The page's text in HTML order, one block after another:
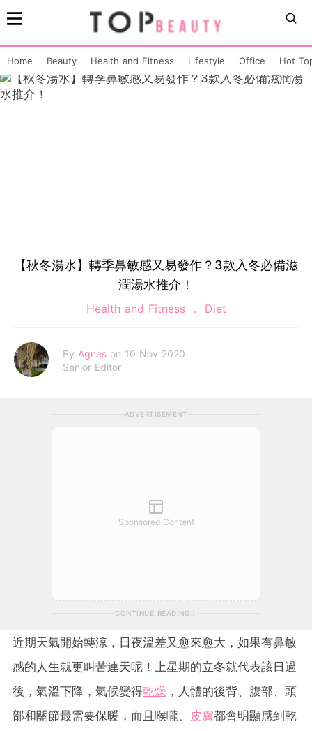
Home Beauty Health and Fitness Lifestyle Office Hot
【秋冬湯水】轉季鼻敏感又易發作？3款入冬必備滋
潤湯水推介！
Health and Fitness Diet
By Agnes on 10 Nov 2020
Senior Editor
ADVERTISEMENT
Sponsored Content
CONTINUE READING
近期天氣開始轉涼，日夜溫差又愈來愈大，如果有鼻敏
感的人生就更叫苦連天呢！上星期的立冬就代表該日過
後，氣溫下降，氣候變得乾燥 ，人體的後背、腹部、頭
部和關節最需要保暖，而且喉嚨、 皮膚都會明顯感到乾